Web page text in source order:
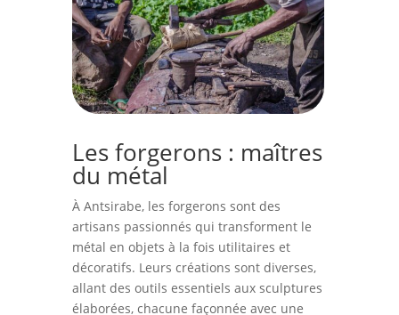
Les forgerons : maîtres
du métal
À Antsirabe, les forgerons sont des
artisans passionnés qui transforment le
métal en objets à la fois utilitaires et
décoratifs. Leurs créations sont diverses,
allant des outils essentiels aux sculptures
élaborées, chacune façonnée avec une